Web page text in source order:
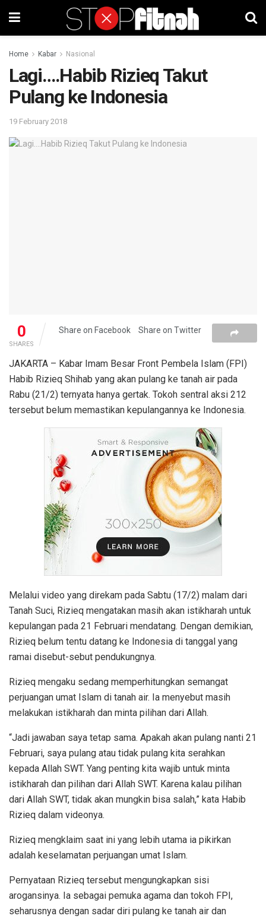
Home Kabar Nasional
Lagi….Habib Rizieq Takut
Pulang ke Indonesia
19 February 2018
0
SHARES
Share on Facebook Share on Twitter
JAKARTA – Kabar Imam Besar Front Pembela Islam (FPI)
Habib Rizieq Shihab yang akan pulang ke tanah air pada
Rabu (21/2) ternyata hanya gertak. Tokoh sentral aksi 212
tersebut belum memastikan kepulangannya ke Indonesia.
Melalui video yang direkam pada Sabtu (17/2) malam dari
Tanah Suci, Rizieq mengatakan masih akan istikharah untuk
kepulangan pada 21 Februari mendatang. Dengan demikian,
Rizieq belum tentu datang ke Indonesia di tanggal yang
ramai disebut-sebut pendukungnya.
Rizieq mengaku sedang memperhitungkan semangat
perjuangan umat Islam di tanah air. Ia menyebut masih
melakukan istikharah dan minta pilihan dari Allah.
“Jadi jawaban saya tetap sama. Apakah akan pulang nanti 21
Februari, saya pulang atau tidak pulang kita serahkan
kepada Allah SWT. Yang penting kita wajib untuk minta
istikharah dan pilihan dari Allah SWT. Karena kalau pilihan
dari Allah SWT, tidak akan mungkin bisa salah,” kata Habib
Rizieq dalam videonya.
Rizieq mengklaim saat ini yang lebih utama ia pikirkan
adalah keselamatan perjuangan umat Islam.
Pernyataan Rizieq tersebut mengungkapkan sisi
arogansinya. Ia sebagai pemuka agama dan tokoh FPI,
seharusnya dengan sadar diri pulang ke tanah air dan